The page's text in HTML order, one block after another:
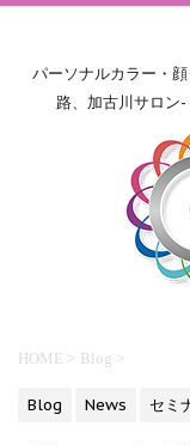
パーソナルカラー
路、加古川サ
HOME > Blog >
Blog News セミ